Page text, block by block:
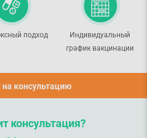
подход
Индивидуальный
график вакцинации
на консультацию
консультация?